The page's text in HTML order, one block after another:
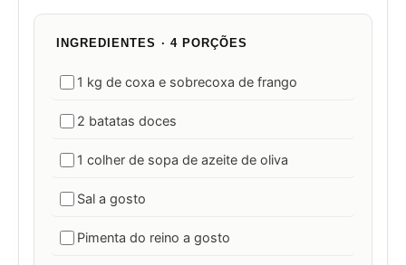
INGREDIENTES · 4 PORÇÕES
1 kg de coxa e sobrecoxa de frango
2 batatas doces
1 colher de sopa de azeite de oliva
Sal a gosto
Pimenta do reino a gosto